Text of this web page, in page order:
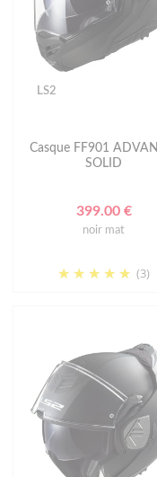
LS2
Casque FF901
SOLID
399.00 €
noir mat
(3)